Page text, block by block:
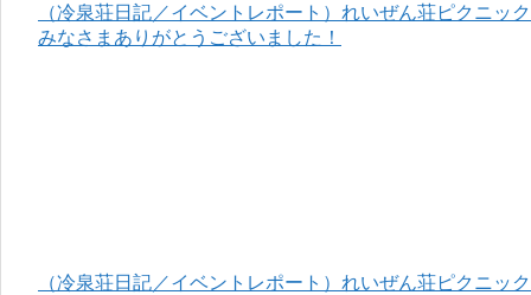
（冷泉荘日記／イベントレポート）れいぜん荘ピクニッ
みなさまありがとうございました！
（冷泉荘日記／イベントレポート）れいぜん荘ピクニッ